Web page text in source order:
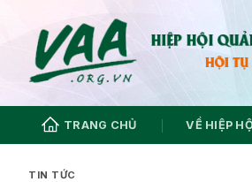
dung
TRANG CHỦ VỀ HIỆP
TIN TỨC